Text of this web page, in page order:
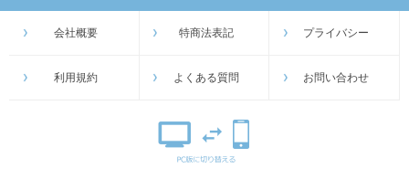
会社概要 特商法表記 プライバシー
利用規約 よくある質問 お問い合わせ